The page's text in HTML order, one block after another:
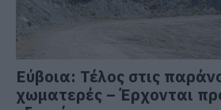
Εύβοια: Τέλος στις
χωματερές – Έρχονται